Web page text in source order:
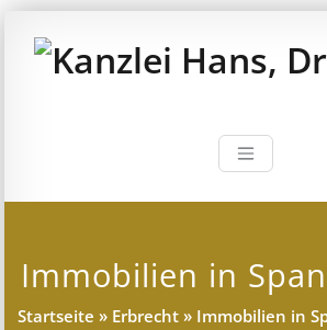
Inhalt
springen
Immobilien in
Startseite » Erbrecht » Immobilien in